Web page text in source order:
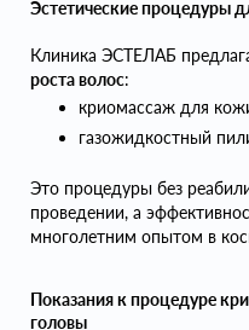
Эстетические процедуры
Клиника ЭСТЕЛАБ
роста волос:
криомассаж для
газожидкостный
Это процедуры без
проведении, а
многолетним опытом в
Показания к процедуре
головы